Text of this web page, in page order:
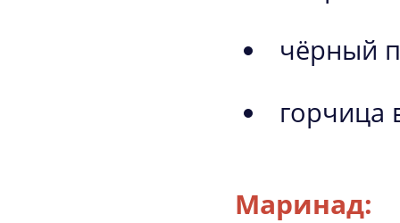
чёрный
горчица
Маринад: